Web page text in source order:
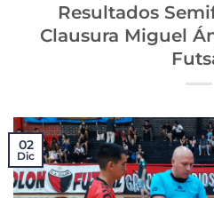
Resultados
Clausura Miguel
02
Dic